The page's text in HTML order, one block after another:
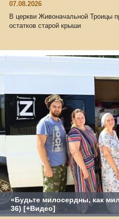
07.08.2026
В церкви Живоначальной Троицы
остатков старой крыши
«Будьте милосердны, как
36) [+Видео]